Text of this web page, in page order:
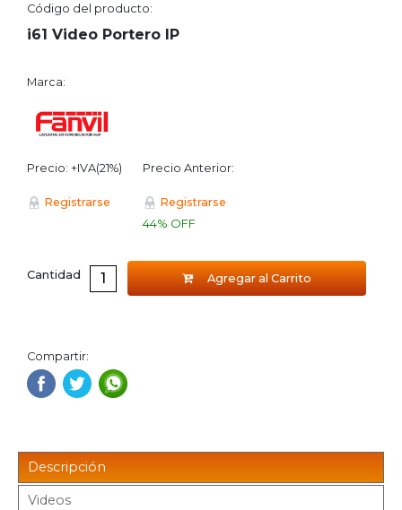
Código del producto:
i61 Video Portero IP
Marca:
Precio: +IVA(21%)
Registrarse
Precio Anterior:
Registrarse
44% OFF
Cantidad Agregar al Carrito
Compartir:
Descripción
Videos